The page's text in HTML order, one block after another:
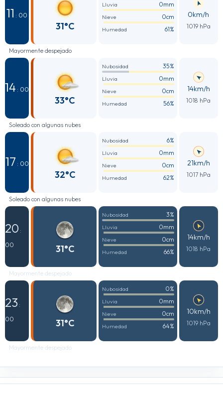
11 : 00
31°C
Lluvia 0mm
Nieve 0cm
Humedad 61%
0km/h
1019 hPa
Mayormente despejado
14 : 00
33°C
Nubosidad 35%
Lluvia 0mm
Nieve 0cm
Humedad 56%
14km/h
1018 hPa
Soleado con algunas nubes
17 : 00
32°C
Nubosidad 6%
Lluvia 0mm
Nieve 0cm
Humedad 62%
21km/h
1017 hPa
Soleado con algunas nubes
20 :
00
31°C
Nubosidad 3%
Lluvia 0mm
Nieve 0cm
Humedad 66%
14km/h
1018 hPa
Mayormente despejado
23 :
00
31°C
Nubosidad 0%
Lluvia 0mm
Nieve 0cm
Humedad 64%
10km/h
1019 hPa
Mayormente despejado